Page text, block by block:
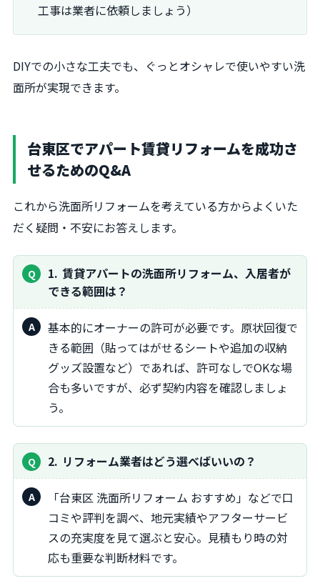
工事は業者に依頼しましょう）
DIYでの小さな工夫でも、ぐっとオシャレで使いやすい洗
面所が実現できます。
台東区でアパート賃貸リフォームを成功さ
せるためのQ&A
これから洗面所リフォームを考えている方からよくいた
だく疑問・不安にお答えします。
1 賃貸アパートの洗面所リフォーム、入居者が
できる範囲は？
基本的にオーナーの許可が必要です。原状回復で
きる範囲（貼ってはがせるシートや追加の収納
グッズ設置など）であれば、許可なしでOKな場
合も多いですが、必ず契約内容を確認しましょ
う。
2 リフォーム業者はどう選べばいいの？
「台東区 洗面所リフォーム おすすめ」などで口
コミや評判を調べ、地元実績やアフターサービ
スの充実度を見て選ぶと安心。見積もり時の対
応も重要な判断材料です。